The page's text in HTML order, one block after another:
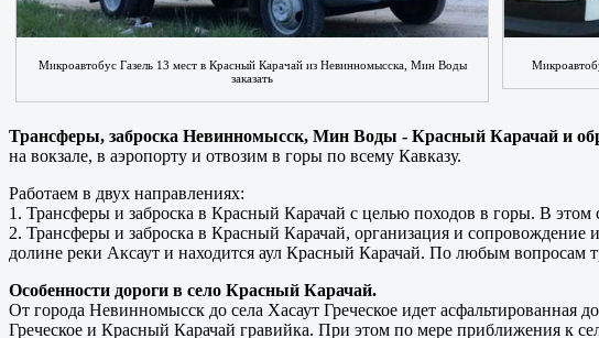
Микроавтобус Газель 13 мест в Красный Карачай из Невинномысска, Мин Воды
заказать
Трансферы, заброска Невинномысск, Мин Воды - Красный Карачай и
на вокзале, в аэропорту и отвозим в горы по всему Кавказу.
Работаем в двух направлениях:
1. Трансферы и заброска в Красный Карачай с целью походов в горы. В этом
2. Трансферы и заброска в Красный Карачай, организация и сопровождение и
долине реки Аксаут и находится аул Красный Карачай. По любым вопросам
Особенности дороги в село Красный Карачай.
От города Невинномысск до села Хасаут Греческое идет асфальтированная
Греческое и Красный Карачай гравийка. При этом по мере приближения к